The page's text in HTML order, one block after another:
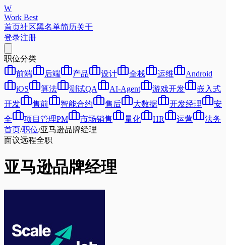
W
Work Best
首页社区黑名单简历关于
登录注册
职位分类
前端
后端 产品 设计 全栈 运维
Android
iOS
算法 测试QA AI-Agent 游戏开发
嵌入式
开发
售前 智能合约 售后 大数据 开发经理
安
全
项目管理PM 市场销售 量化 HR 运营
法务
首页/职位/亚马逊品牌经理
面议远程全职
亚马逊品牌经理